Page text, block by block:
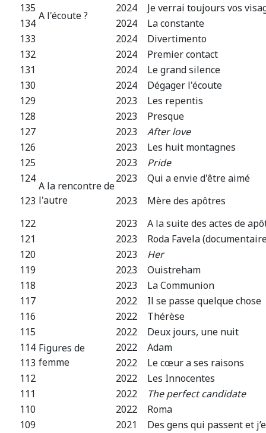
A l'écoute ?
135
2024
Je verrai toujours vos
134
2024
La constante
133
2024
Divertimento
132
2024
Premier contact
131
2024
Le grand silence
130
2024
Dégager l'écoute
129
A la rencontre de
l'autre
2023
Les repentis
128
2023
Presque
127
2023
After love
126
2023
Les huit montagnes
125
2023
Pride
124
2023
Qui a envie d'être aimé
123
2023
Mère des apôtres
122
2023
A la suite des actes de
121
2023
Roda Favela
120
2023
Her
119
2023
Ouistreham
118
2023
La Communion
117
Figures de
femme
2022
Il se passe quelque chose
116
2022
Thérèse
115
2022
Deux jours, une nuit
114
2022
Adam
113
2022
Le cœur a ses raisons
112
2022
Les Innocentes
111
2022
The perfect candidate
110
2022
Roma
109
2021
Des gens qui passent et